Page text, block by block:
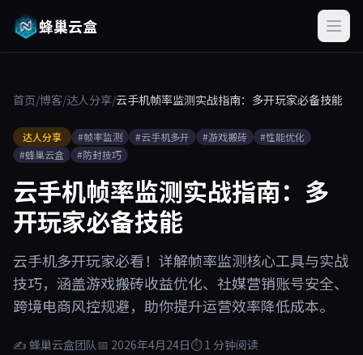
蜂巢云盒
首页/博客/达人分享/云手机帧率监测实战指南：多开玩家必备技能
达人分享 #帧率监测 #云手机多开 #游戏搬砖
#性能优化
#蜂巢云盒
#防封技巧
云手机帧率监测实战指南：多
开玩家必备技能
云手机多开玩家必看！详解帧率监测核心工具与实战
技巧，涵盖游戏搬砖收益优化、社媒营销账号安全、
跨境电商风控规避，助你提升运营效率降低成本。
✍ 蜂巢云盒团队📅 2026年4月24日⏱ 1 分钟阅读